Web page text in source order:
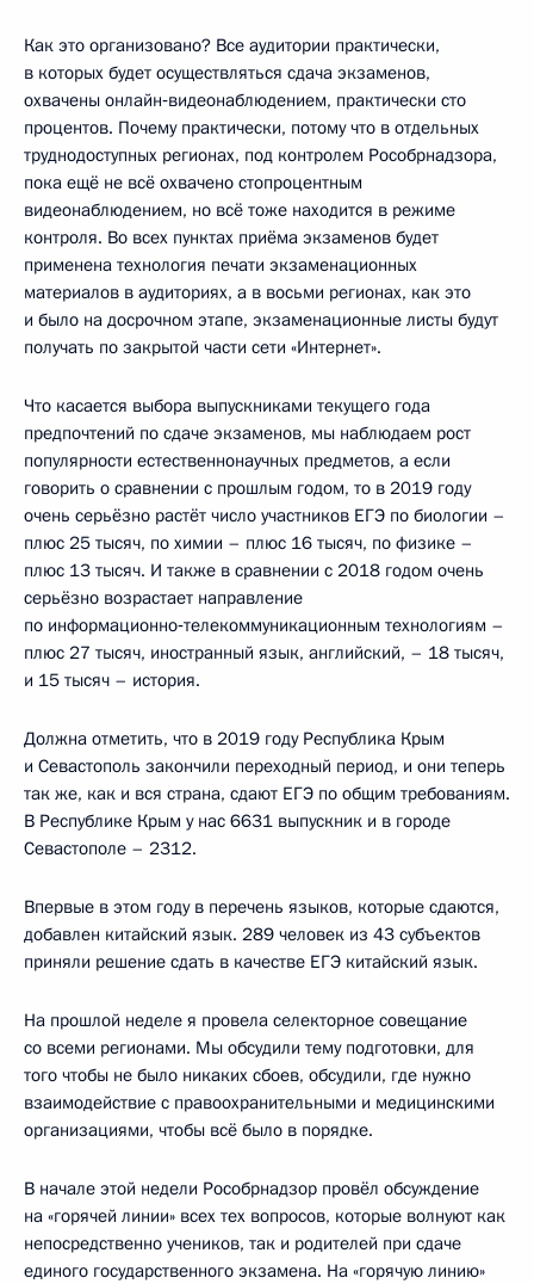
Как это организовано? Все аудитории практически,
в которых будет осуществляться сдача экзаменов,
охвачены онлайн‑видеонаблюдением, практически сто
процентов. Почему практически, потому что в отдельных
труднодоступных регионах, под контролем Рособрнадзора,
пока ещё не всё охвачено стопроцентным
видеонаблюдением, но всё тоже находится в режиме
контроля. Во всех пунктах приёма экзаменов будет
применена технология печати экзаменационных
материалов в аудиториях, а в восьми регионах, как это
и было на досрочном этапе, экзаменационные листы будут
получать по закрытой части сети «Интернет».
Что касается выбора выпускниками текущего года
предпочтений по сдаче экзаменов, мы наблюдаем рост
популярности естественнонаучных предметов, а если
говорить о сравнении с прошлым годом, то в 2019 году
очень серьёзно растёт число участников ЕГЭ по биологии –
плюс 25 тысяч, по химии – плюс 16 тысяч, по физике –
плюс 13 тысяч. И также в сравнении с 2018 годом очень
серьёзно возрастает направление
по информационно‑телекоммуникационным технологиям –
плюс 27 тысяч, иностранный язык, английский, – 18 тысяч,
и 15 тысяч – история.
Должна отметить, что в 2019 году Республика Крым
и Севастополь закончили переходный период, и они теперь
так же, как и вся страна, сдают ЕГЭ по общим требованиям.
В Республике Крым у нас 6631 выпускник и в городе
Севастополе – 2312.
Впервые в этом году в перечень языков, которые сдаются,
добавлен китайский язык. 289 человек из 43 субъектов
приняли решение сдать в качестве ЕГЭ китайский язык.
На прошлой неделе я провела селекторное совещание
со всеми регионами. Мы обсудили тему подготовки, для
того чтобы не было никаких сбоев, обсудили, где нужно
взаимодействие с правоохранительными и медицинскими
организациями, чтобы всё было в порядке.
В начале этой недели Рособрнадзор провёл обсуждение
на «горячей линии» всех тех вопросов, которые волнуют как
непосредственно учеников, так и родителей при сдаче
единого государственного экзамена. На «горячую линию»